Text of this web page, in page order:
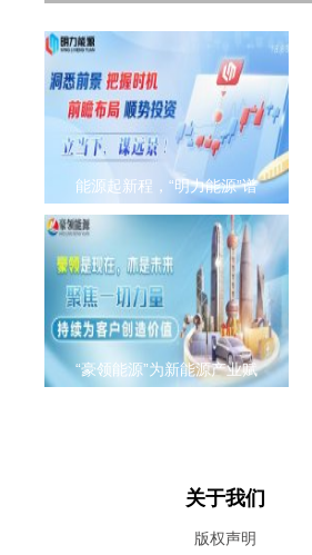
能源起新程，“明力能源”谱
“豪领能源”为新能源产业赋
关于我们
版权声明